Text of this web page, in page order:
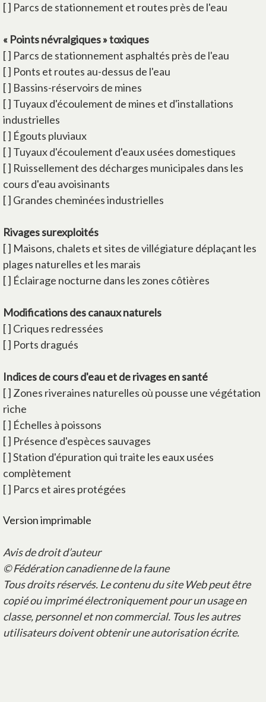
[ ] Parcs de stationnement et routes près de l'eau
« Points névralgiques » toxiques
[ ] Parcs de stationnement asphaltés près de l'eau
[ ] Ponts et routes au-dessus de l'eau
[ ] Bassins-réservoirs de mines
[ ] Tuyaux d'écoulement de mines et d'installations
industrielles
[ ] Égouts pluviaux
[ ] Tuyaux d'écoulement d'eaux usées domestiques
[ ] Ruissellement des décharges municipales dans les
cours d'eau avoisinants
[ ] Grandes cheminées industrielles
Rivages surexploités
[ ] Maisons, chalets et sites de villégiature déplaçant les
plages naturelles et les marais
[ ] Éclairage nocturne dans les zones côtières
Modifications des canaux naturels
[ ] Criques redressées
[ ] Ports dragués
Indices de cours d'eau et de rivages en santé
[ ] Zones riveraines naturelles où pousse une végétation
riche
[ ] Échelles à poissons
[ ] Présence d'espèces sauvages
[ ] Station d'épuration qui traite les eaux usées
complètement
[ ] Parcs et aires protégées
Version imprimable
Avis de droit d’auteur
© Fédération canadienne de la faune
Tous droits réservés. Le contenu du site Web peut être
copié ou imprimé électroniquement pour un usage en
classe, personnel et non commercial. Tous les autres
utilisateurs doivent obtenir une autorisation écrite.